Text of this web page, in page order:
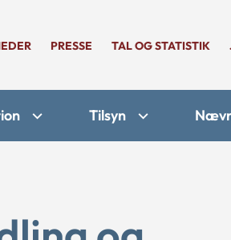
PRESSE TAL OG STATISTIK
Tilsyn